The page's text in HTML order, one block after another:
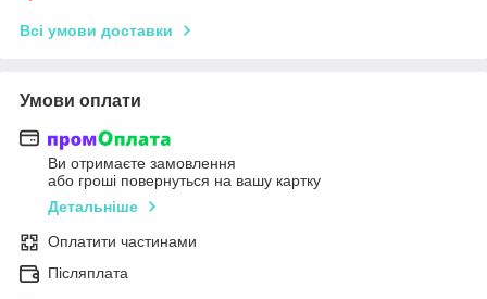
Всі умови доставки
Умови оплати
Ви отримаєте замовлення
або гроші повернуться на вашу картку
Детальніше
Оплатити частинами
Післяплата